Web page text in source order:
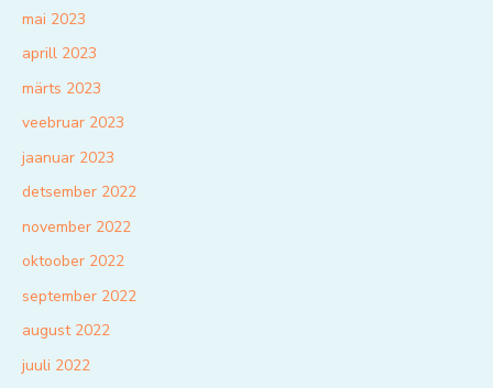
mai 2023
aprill 2023
märts 2023
veebruar 2023
jaanuar 2023
detsember 2022
november 2022
oktoober 2022
september 2022
august 2022
juuli 2022